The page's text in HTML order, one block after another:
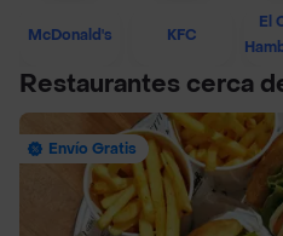
McDonald's KFC
El
Restaurantes cerca
Envío Gratis